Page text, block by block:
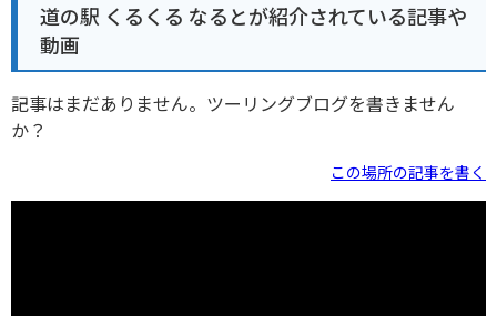
道の駅 くるくる なるとが紹介されている記事や
動画
記事はまだありません。ツーリングブログを書きません
か？
この場所の記事を書く